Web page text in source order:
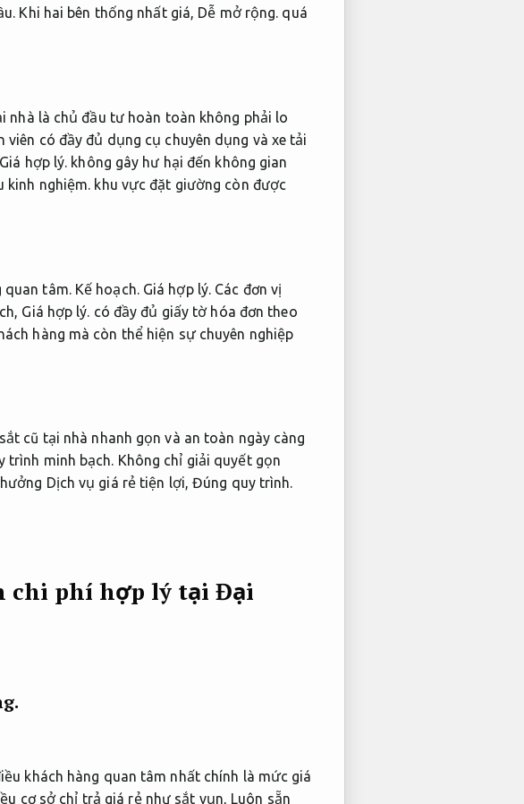
Khi hai bên thống nhất giá, Dễ mở rộng. quá
là chủ đầu tư hoàn toàn không phải lo
có đầy đủ dụng cụ chuyên dụng và xe tải
Giá hợp lý. không gây hư hại đến không gian
kinh nghiệm. khu vực đặt giường còn được
tâm. Kế hoạch. Giá hợp lý. Các đơn vị
Giá hợp lý. có đầy đủ giấy tờ hóa đơn theo
hàng mà còn thể hiện sự chuyên nghiệp
cũ tại nhà nhanh gọn và an toàn ngày càng
trình minh bạch. Không chỉ giải quyết gọn
Dịch vụ giá rẻ tiện lợi,Đúng quy trình.
chi phí hợp lý tại Đại
khách hàng quan tâm nhất chính là mức giá
cơ sở chỉ trả giá rẻ như sắt vụn, Luôn sẵn